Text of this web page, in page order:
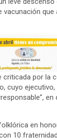
vacunación que
por la
cuyo
en
en
10